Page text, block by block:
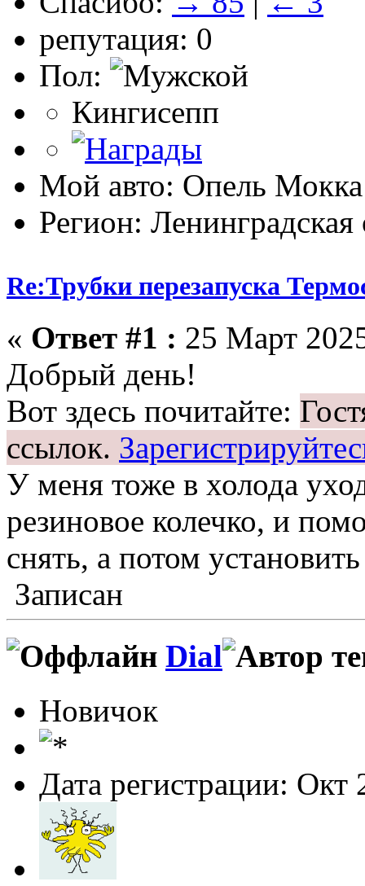
репутация: 0
Пол:
Кингисепп
Мой авто: Опель
Регион: Ленинградская
Re:Трубки перезапуска
« Ответ #1 : 25 Март
Добрый день!
Вот здесь почитайте:
ссылок.
У меня тоже в холода
резиновое колечко, и
снять, а потом
Записан
Dial
Новичок
Дата регистрации: Окт